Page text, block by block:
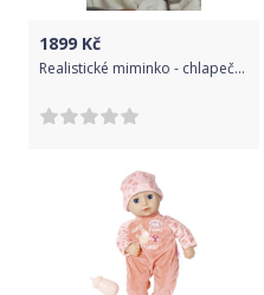
1899 Kč
Realistické miminko - chlapeček Pipo v šedobílém oblečku od Antonio Juan